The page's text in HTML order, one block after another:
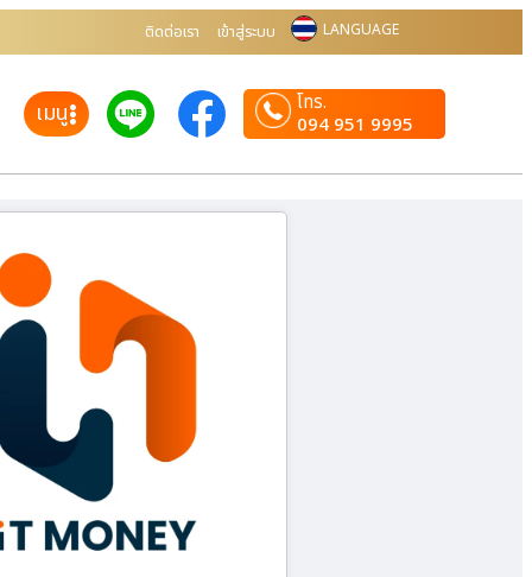
ติดต่อเรา เข้าสู่ระบบ LANGUAGE
เมนู
โทร.
094 951 9995